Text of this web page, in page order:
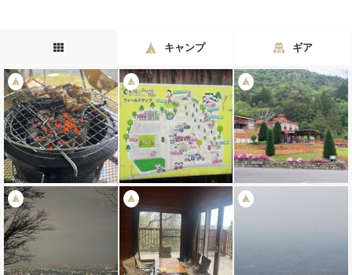
キャンプ ギア